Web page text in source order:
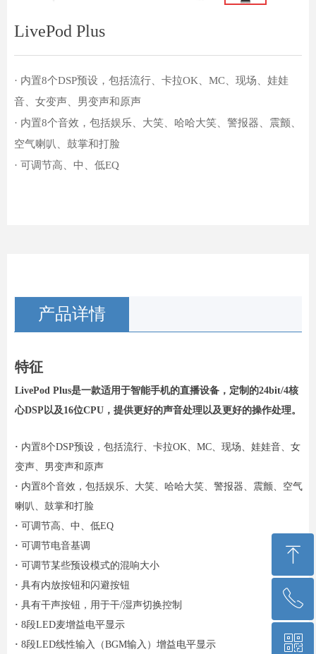
LivePod Plus
· 内置8个DSP预设，包括流行、卡拉OK、MC、现场、娃娃
音、女变声、男变声和原声
· 内置8个音效，包括娱乐、大笑、哈哈大笑、警报器、震颤、
空气喇叭、鼓掌和打脸
· 可调节高、中、低EQ
产品详情
特征
LivePod Plus是一款适用于智能手机的直播设备，定制的24bit/4核
心DSP以及16位CPU，提供更好的声音处理以及更好的操作处理。
· 内置8个DSP预设，包括流行、卡拉OK、MC、现场、娃娃音、女
变声、男变声和原声
· 内置8个音效，包括娱乐、大笑、哈哈大笑、警报器、震颤、空气
喇叭、鼓掌和打脸
· 可调节高、中、低EQ
· 可调节电音基调
· 可调节某些预设模式的混响大小
· 具有内放按钮和闪避按钮
· 具有干声按钮，用于干/湿声切换控制
· 8段LED麦增益电平显示
· 8段LED线性输入（BGM输入）增益电平显示
ꁸ
回到顶部
ꂅ
13701099869
ꀥ